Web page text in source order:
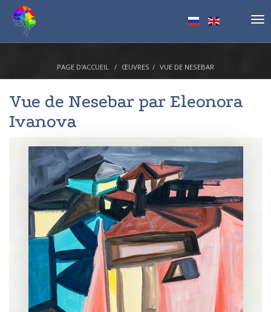
PAGE D'ACCUEIL ŒUVRES VUE DE NESEBAR
Vue de Nesebar par Eleonora
Ivanova